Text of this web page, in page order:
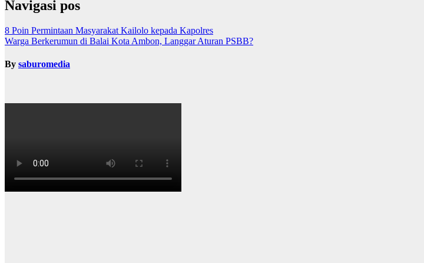
Navigasi pos
8 Poin Permintaan Masyarakat Kailolo kepada Kapolres
Warga Berkerumun di Balai Kota Ambon, Langgar Aturan PSBB?
By saburomedia